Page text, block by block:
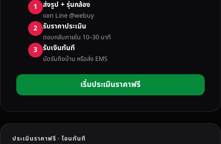
อ
ส
อ
ง
ถึ
ใ
น
1 ส่งรูป + รุ่นกล้อง
แชท Line @webuy
2 รับราคาประเมิน
ตอบกลับภายใน 10–30 นาที
3 รับเงินทันที
นัดรับถึงบ้าน หรือส่ง EMS
เริ่มประเมินราคาฟรี
ประเมินราคาฟรี · โอนทันที